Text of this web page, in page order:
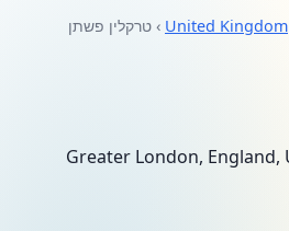
United Kingdom › טרקלין פשתן